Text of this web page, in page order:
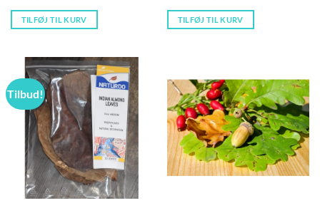
TILFØJ TIL KURV TILFØJ TIL KURV
Tilbud!